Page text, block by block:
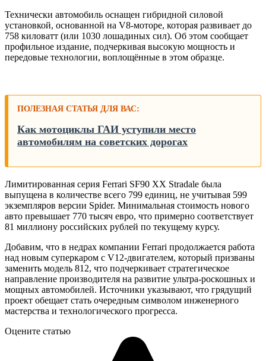
Технически автомобиль оснащен гибридной силовой
установкой, основанной на V8-моторе, которая развивает до
758 киловатт (или 1030 лошадиных сил). Об этом сообщает
профильное издание, подчеркивая высокую мощность и
передовые технологии, воплощённые в этом образце.
ПОЛЕЗНАЯ СТАТЬЯ ДЛЯ ВАС:
Как мотоциклы ГАИ уступили место
автомобилям на советских дорогах
Лимитированная серия Ferrari SF90 XX Stradale была
выпущена в количестве всего 799 единиц, не учитывая 599
экземпляров версии Spider. Минимальная стоимость нового
авто превышает 770 тысяч евро, что примерно соответствует
81 миллиону российских рублей по текущему курсу.
Добавим, что в недрах компании Ferrari продолжается работа
над новым суперкаром с V12-двигателем, который призваны
заменить модель 812, что подчеркивает стратегическое
направление производителя на развитие ультра-роскошных и
мощных автомобилей. Источники указывают, что грядущий
проект обещает стать очередным символом инженерного
мастерства и технологического прогресса.
Оцените статью